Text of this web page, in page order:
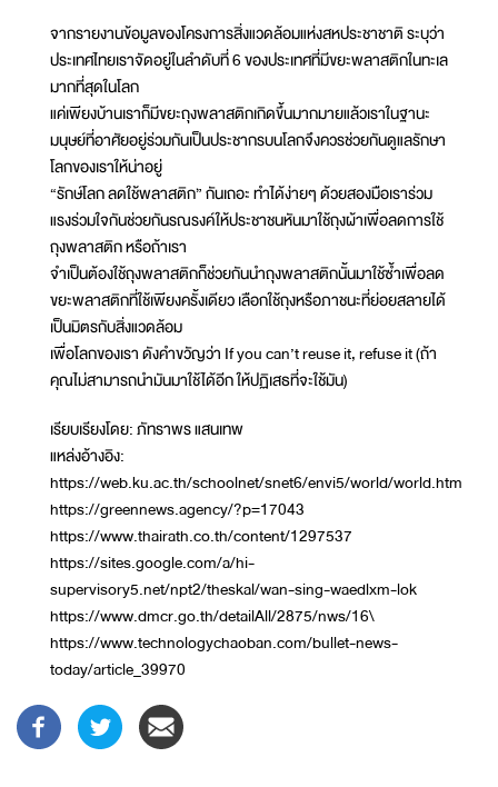
จากรายงานข้อมูลของโครงการสิ่งแวดล้อมแห่งสหประชาชาติ ระบุว่า
ประเทศไทยเราจัดอยู่ในลำดับที่ 6 ของประเทศที่มีขยะพลาสติกในทะเล
มากที่สุดในโลก
แค่เพียงบ้านเราก็มีขยะถุงพลาสติกเกิดขึ้นมากมายแล้วเราในฐานะ
มนุษย์ที่อาศัยอยู่ร่วมกันเป็นประชากรบนโลกจึงควรช่วยกันดูแลรักษา
โลกของเราให้น่าอยู่
“รักษ์โลก ลดใช้พลาสติก” กันเถอะ ทำได้ง่ายๆ ด้วยสองมือเราร่วม
แรงร่วมใจกันช่วยกันรณรงค์ให้ประชาชนหันมาใช้ถุงผ้าเพื่อลดการใช้
ถุงพลาสติก หรือถ้าเรา
จำเป็นต้องใช้ถุงพลาสติกก็ช่วยกันนำถุงพลาสติกนั้นมาใช้ซ้ำเพื่อลด
ขยะพลาสติกที่ใช้เพียงครั้งเดียว เลือกใช้ถุงหรือภาชนะที่ย่อยสลายได้
เป็นมิตรกับสิ่งแวดล้อม
เพื่อโลกของเรา ดังคำขวัญว่า If you can’t reuse it, refuse it (ถ้า
คุณไม่สามารถนำมันมาใช้ได้อีก ให้ปฏิเสธที่จะใช้มัน)
เรียบเรียงโดย: ภัทราพร แสนเทพ
แหล่งอ้างอิง:
https://web.ku.ac.th/schoolnet/snet6/envi5/world/world.htm
https://greennews.agency/?p=17043
https://www.thairath.co.th/content/1297537
https://sites.google.com/a/hi-
supervisory5.net/npt2/theskal/wan-sing-waedlxm-lok
https://www.dmcr.go.th/detailAll/2875/nws/16\
https://www.technologychaoban.com/bullet-news-
today/article_39970